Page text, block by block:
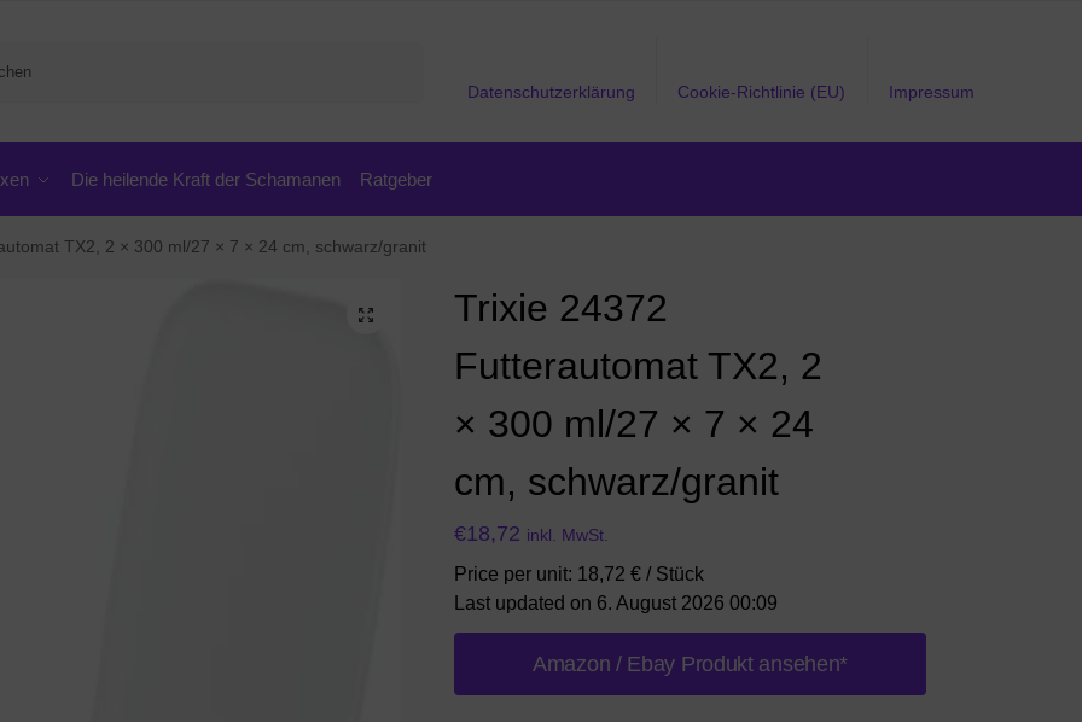
Datenschutzerklärung Cookie-Richtlinie (EU) Impressum
Die heilende Kraft der Schamanen Ratgeber
TX2, 2 × 300 ml/27 × 7 × 24 cm, schwarz/granit
Trixie 24372
Futterautomat TX2, 2
× 300 ml/27 × 7 × 24
cm, schwarz/granit
€18,72 inkl. MwSt.
Price per unit: 18,72 € / Stück
Last updated on 6. August 2026 00:09
Amazon / Ebay Produkt ansehen*